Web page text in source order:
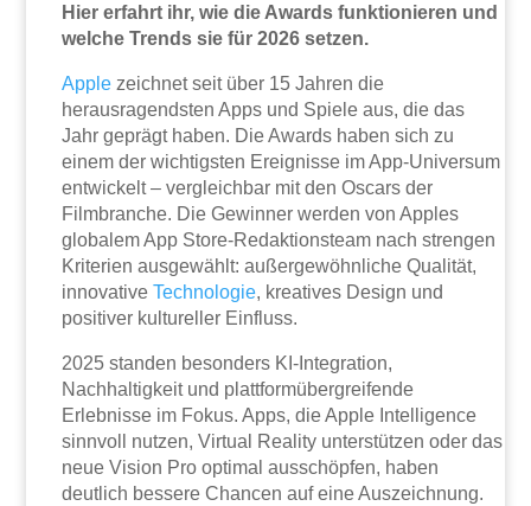
Hier erfahrt ihr, wie die Awards funktionieren und
welche Trends sie für 2026 setzen.
Apple zeichnet seit über 15 Jahren die
herausragendsten Apps und Spiele aus, die das
Jahr geprägt haben. Die Awards haben sich zu
einem der wichtigsten Ereignisse im App-Universum
entwickelt – vergleichbar mit den Oscars der
Filmbranche. Die Gewinner werden von Apples
globalem App Store-Redaktionsteam nach strengen
Kriterien ausgewählt: außergewöhnliche Qualität,
innovativeTechnologie, kreatives Design und
positiver kultureller Einfluss.
2025 standen besonders KI-Integration,
Nachhaltigkeit und plattformübergreifende
Erlebnisse im Fokus. Apps, die Apple Intelligence
sinnvoll nutzen, Virtual Reality unterstützen oder das
neue Vision Pro optimal ausschöpfen, haben
deutlich bessere Chancen auf eine Auszeichnung.